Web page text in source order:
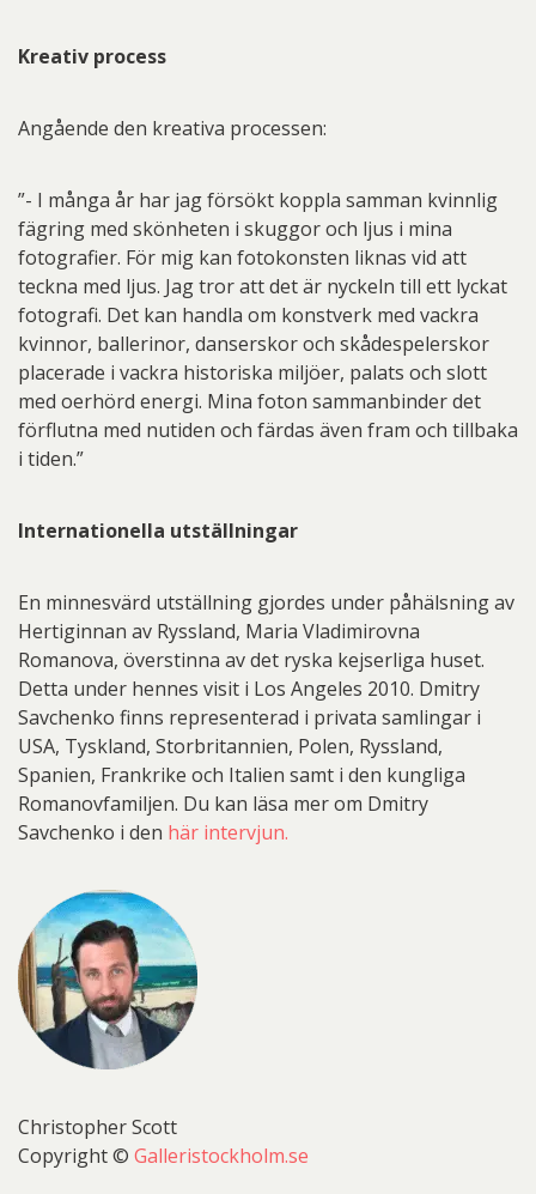
Kreativ process
Angående den kreativa processen:
”- I många år har jag försökt koppla samman kvinnlig
fägring med skönheten i skuggor och ljus i mina
fotografier. För mig kan fotokonsten liknas vid att
teckna med ljus. Jag tror att det är nyckeln till ett lyckat
fotografi. Det kan handla om konstverk med vackra
kvinnor, ballerinor, danserskor och skådespelerskor
placerade i vackra historiska miljöer, palats och slott
med oerhörd energi. Mina foton sammanbinder det
förflutna med nutiden och färdas även fram och tillbaka
i tiden.”
Internationella utställningar
En minnesvärd utställning gjordes under påhälsning av
Hertiginnan av Ryssland, Maria Vladimirovna
Romanova, överstinna av det ryska kejserliga huset.
Detta under hennes visit i Los Angeles 2010. Dmitry
Savchenko finns representerad i privata samlingar i
USA, Tyskland, Storbritannien, Polen, Ryssland,
Spanien, Frankrike och Italien samt i den kungliga
Romanovfamiljen. Du kan läsa mer om Dmitry
Savchenko i den här intervjun.
Christopher Scott
Copyright © Galleristockholm.se